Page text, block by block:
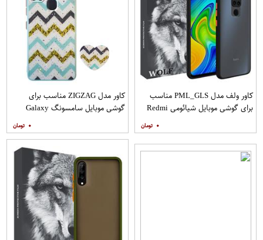
کاور ولف مدل PML_GLS مناسب
برای گوشی موبایل شیائومی Redmi
۰
کاور مدل ZIGZAG مناسب برای
گوشی موبایل سامسونگ Galaxy
۰